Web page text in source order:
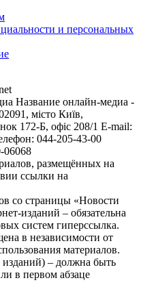
и персональных
Название онлайн-медиа -
місто Київ,
172-Б, офіс 208/1 E-mail:
044-205-43-00
06068
размещённых на
ссылки на
со страницы «Новости
изданий – обязательна
систем гиперссылка.
в независимости от
материалов.
изданий) – должна быть
в первом абзаце